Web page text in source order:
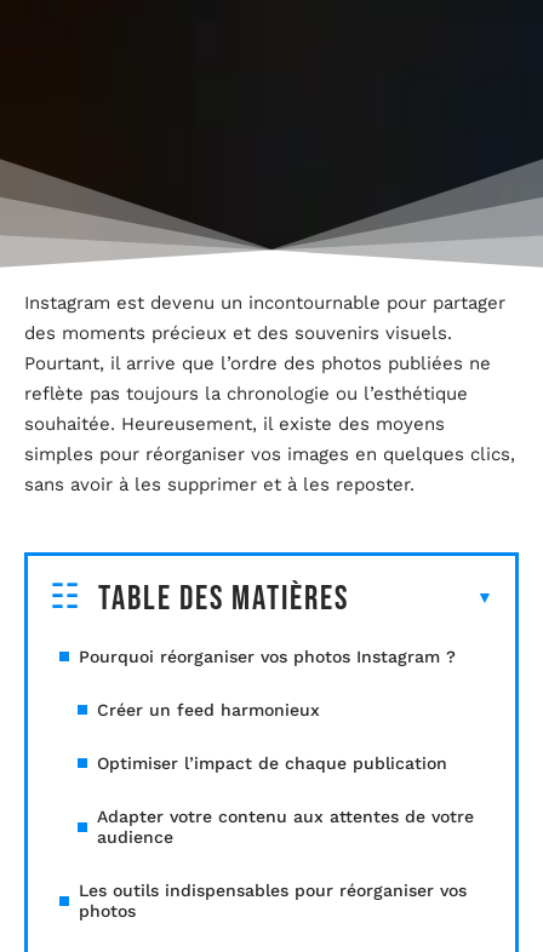
Instagram est devenu un incontournable pour partager
des moments précieux et des souvenirs visuels.
Pourtant, il arrive que l’ordre des photos publiées ne
reflète pas toujours la chronologie ou l’esthétique
souhaitée. Heureusement, il existe des moyens
simples pour réorganiser vos images en quelques clics,
sans avoir à les supprimer et à les reposter.
Table des matières
Pourquoi réorganiser vos photos Instagram ?
Créer un feed harmonieux
Optimiser l’impact de chaque publication
Adapter votre contenu aux attentes de votre
audience
Les outils indispensables pour réorganiser vos
photos